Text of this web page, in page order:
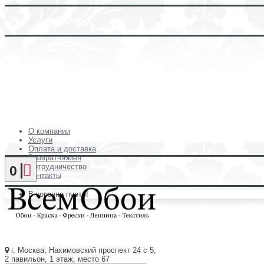
О компании
Услуги
Оплата и доставка
Возврат-обмен
Сотрудничество
Контакты
0
В корзине пусто!
г. Москва, Нахимовский проспект 24 с 5,
2 павильон, 1 этаж, место 67